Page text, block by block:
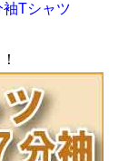
袖Tシャツ